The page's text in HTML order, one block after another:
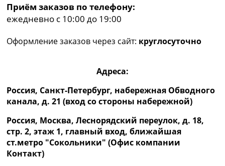
Приём заказов по телефону:
ежедневно с 10:00 до 19:00
Оформление заказов через сайт: круглосуточно
Адреса:
Россия, Санкт-Петербург, набережная Обводного
канала, д. 21 (вход со стороны набережной)
Россия, Москва, Леснорядский переулок, д. 18,
стр. 2, этаж 1, главный вход, ближайшая
ст.метро "Сокольники" (Офис компании
Контакт)